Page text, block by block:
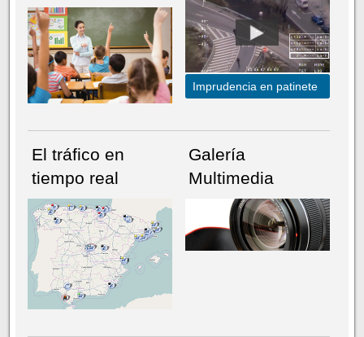
NÚMERO ACTUALHEMEROTECA
Imprudencia en patinete
El tráfico en
tiempo real
Galería
Multimedia